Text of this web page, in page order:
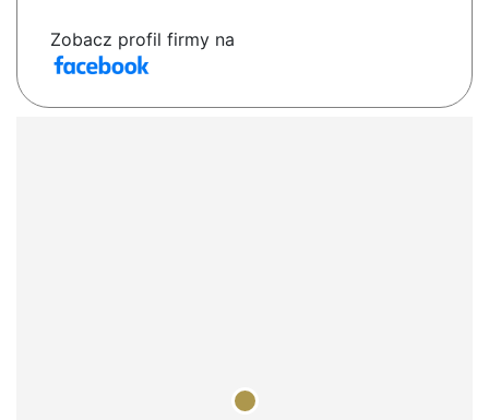
Zobacz profil firmy na